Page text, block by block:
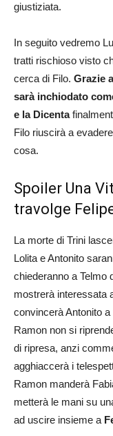
giustiziata.
In seguito vedremo
tratti rischioso visto
cerca di Filo. Grazie
sarà inchiodato
e la Dicenta
Filo riuscirà a
cosa.
Spoiler Una
travolge
La morte di Trini
Lolita e Antonito
chiederanno a Telmo
mostrerà interessata
convincerà Antonito
Ramon non si
di ripresa, anzi
agghiaccerà i
Ramon manderà
metterà le mani su
ad uscire insieme a